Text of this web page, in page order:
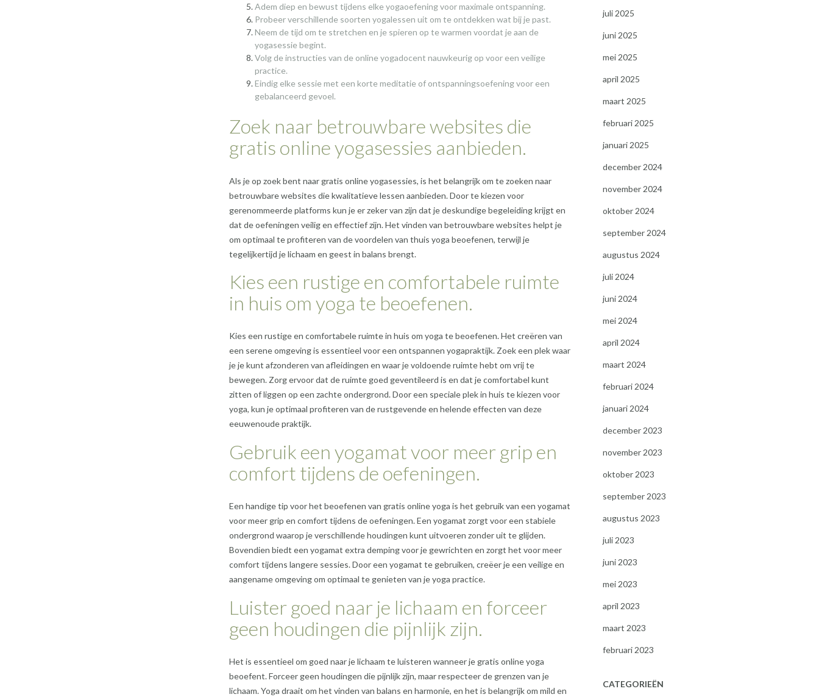
Adem diep en bewust tijdens elke yogaoefening voor maximale ontspanning.
Probeer verschillende soorten yogalessen uit om te ontdekken wat bij je past.
Neem de tijd om te stretchen en je spieren op te warmen voordat je aan de
yogasessie begint.
Volg de instructies van de online yogadocent nauwkeurig op voor een veilige
practice.
Eindig elke sessie met een korte meditatie of ontspanningsoefening voor een
gebalanceerd gevoel.
Zoek naar betrouwbare websites die
gratis online yogasessies aanbieden.
Als je op zoek bent naar gratis online yogasessies, is het belangrijk om te zoeken naar
betrouwbare websites die kwalitatieve lessen aanbieden. Door te kiezen voor
gerenommeerde platforms kun je er zeker van zijn dat je deskundige begeleiding krijgt en
dat de oefeningen veilig en effectief zijn. Het vinden van betrouwbare websites helpt je
om optimaal te profiteren van de voordelen van thuis yoga beoefenen, terwijl je
tegelijkertijd je lichaam en geest in balans brengt.
Kies een rustige en comfortabele ruimte
in huis om yoga te beoefenen.
Kies een rustige en comfortabele ruimte in huis om yoga te beoefenen. Het creëren van
een serene omgeving is essentieel voor een ontspannen yogapraktijk. Zoek een plek waar
je je kunt afzonderen van afleidingen en waar je voldoende ruimte hebt om vrij te
bewegen. Zorg ervoor dat de ruimte goed geventileerd is en dat je comfortabel kunt
zitten of liggen op een zachte ondergrond. Door een speciale plek in huis te kiezen voor
yoga, kun je optimaal profiteren van de rustgevende en helende effecten van deze
eeuwenoude praktijk.
Gebruik een yogamat voor meer grip en
comfort tijdens de oefeningen.
Een handige tip voor het beoefenen van gratis online yoga is het gebruik van een yogamat
voor meer grip en comfort tijdens de oefeningen. Een yogamat zorgt voor een stabiele
ondergrond waarop je verschillende houdingen kunt uitvoeren zonder uit te glijden.
Bovendien biedt een yogamat extra demping voor je gewrichten en zorgt het voor meer
comfort tijdens langere sessies. Door een yogamat te gebruiken, creëer je een veilige en
aangename omgeving om optimaal te genieten van je yoga practice.
Luister goed naar je lichaam en forceer
geen houdingen die pijnlijk zijn.
Het is essentieel om goed naar je lichaam te luisteren wanneer je gratis online yoga
beoefent. Forceer geen houdingen die pijnlijk zijn, maar respecteer de grenzen van je
lichaam. Yoga draait om het vinden van balans en harmonie, en het is belangrijk om mild en
juli 2025
juni 2025
mei 2025
april 2025
maart 2025
februari 2025
januari 2025
december 2024
november 2024
oktober 2024
september 2024
augustus 2024
juli 2024
juni 2024
mei 2024
april 2024
maart 2024
februari 2024
januari 2024
december 2023
november 2023
oktober 2023
september 2023
augustus 2023
juli 2023
juni 2023
mei 2023
april 2023
maart 2023
februari 2023
CATEGORIEËN